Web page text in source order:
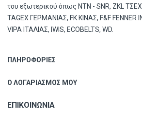
του εξωτερικού όπως ΝΤΝ - SNR, ZKL
TAGEX ΓΕΡΜΑΝΙΑΣ, FK ΚΙΝΑΣ, F&F FENNER
VIPA ΙΤΑΛΙΑΣ, IWIS, ECOBELTS, WD.
ΠΛΗΡΟΦΟΡΊΕΣ
Ο ΛΟΓΑΡΙΑΣΜΌΣ ΜΟΥ
ΕΠΙΚΟΙΝΩΝΊΑ